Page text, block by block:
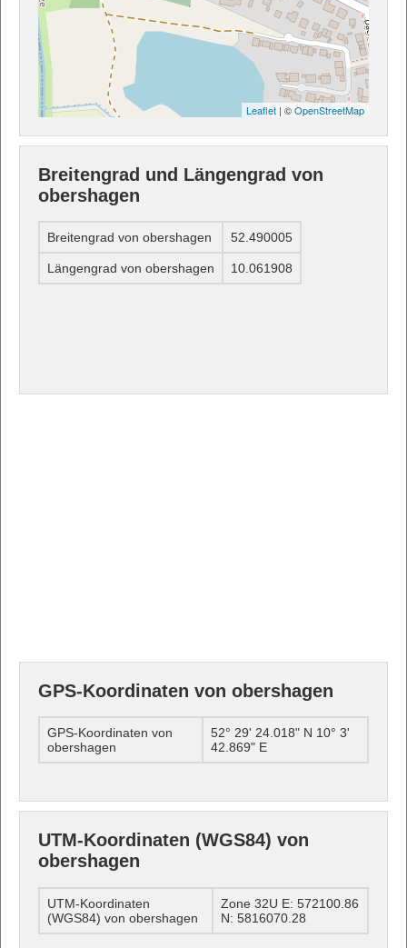
Leaflet | ©OpenStreetMap
Breitengrad und Längengrad von
obershagen
Breitengrad von obershagen 52.490005
Längengrad von obershagen 10.061908
GPS-Koordinaten von obershagen
GPS-Koordinaten von
obershagen
52° 29' 24.018" N 10° 3'
42.869" E
UTM-Koordinaten (WGS84) von
obershagen
UTM-Koordinaten
(WGS84) von obershagen
Zone 32U E: 572100.86
N: 5816070.28